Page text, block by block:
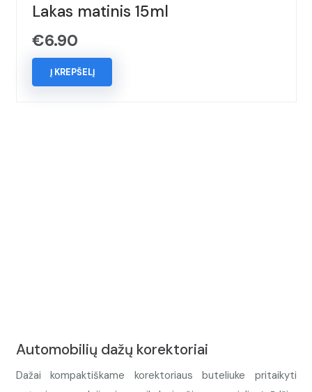
Lakas matinis 15ml
€6.90
Į KREPŠELĮ
Automobilių dažų korektoriai
Dažai kompaktiškame korektoriaus buteliuke pritaikyti